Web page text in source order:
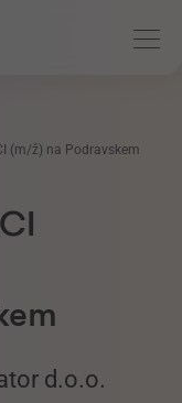
(m/ž) na Podravskem
d.o.o.